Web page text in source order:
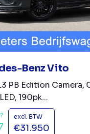
Benz Vito
PB Edition Camera,
190pk...
excl. BTW
€31.950